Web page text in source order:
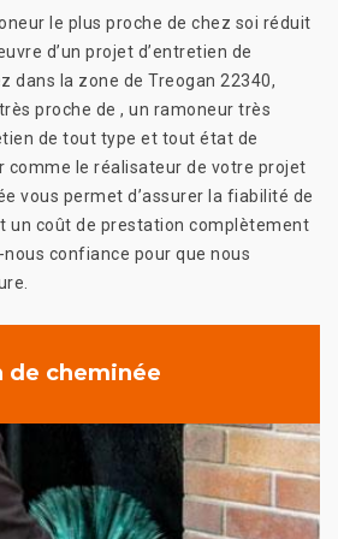
le plus proche de chez soi réduit
d’un projet d’entretien de
dans la zone de Treogan 22340,
proche de , un ramoneur très
de tout type et tout état de
comme le réalisateur de votre projet
vous permet d’assurer la fiabilité de
un coût de prestation complètement
confiance pour que nous
cheminée